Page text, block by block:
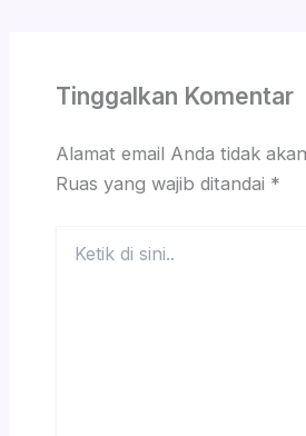
Tinggalkan Komentar
Alamat email Anda tidak
Ruas yang wajib ditandai *